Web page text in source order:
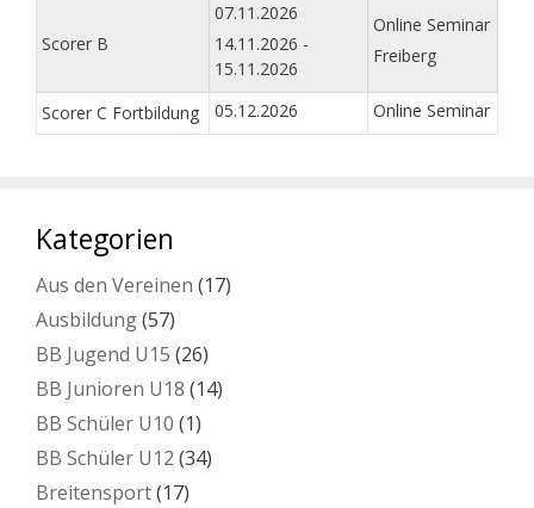
Scorer B
07.11.2026
14.11.2026 -
15.11.2026
Online Seminar
Freiberg
Scorer C Fortbildung 05.12.2026 Online Seminar
Kategorien
Aus den Vereinen (17)
Ausbildung(57)
BB Jugend U15 (26)
BB Junioren U18 (14)
BB Schüler U10 (1)
BB Schüler U12 (34)
Breitensport(17)